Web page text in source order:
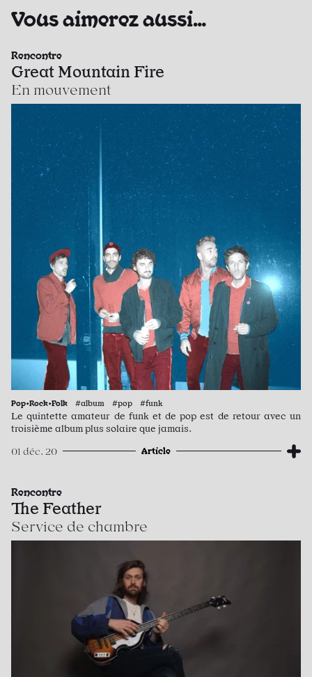
Vous aimerez aussi…
Rencontre
Great Mountain Fire
En mouvement
Pop•Rock•Folk #album #pop #funk
Le quintette amateur de funk et de pop est de retour avec un
troisième album plus solaire que jamais.
01 déc. 20 Article
Rencontre
The Feather
Service de chambre